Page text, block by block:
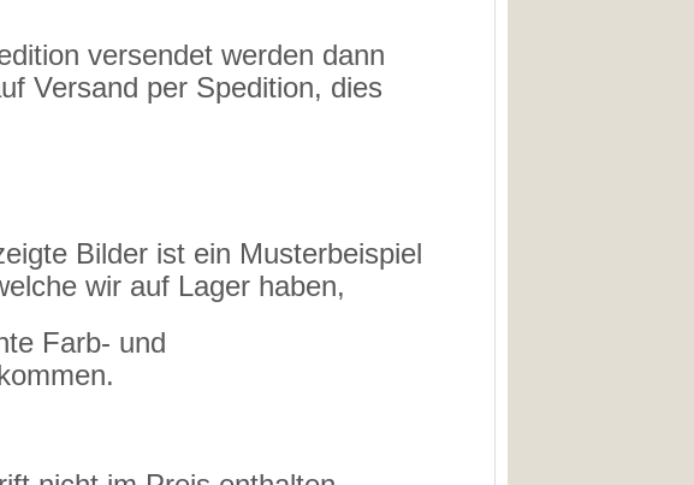
versendet werden dann
Versand per Spedition, dies
Bilder ist ein Musterbeispiel
wir auf Lager haben,
Farb- und